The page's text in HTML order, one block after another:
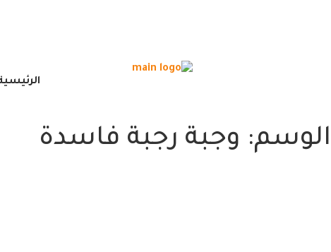
الوسم: وجبة رجبة فاسدة